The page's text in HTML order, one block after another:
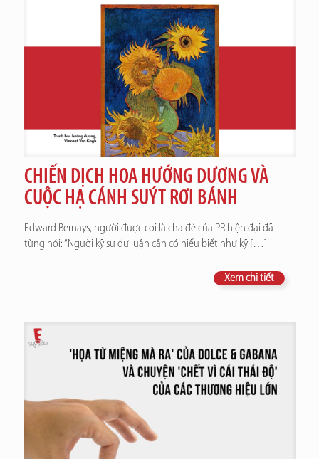
CHIẾN DỊCH HOA HƯỚNG DƯƠNG VÀ
CUỘC HẠ CÁNH SUÝT RƠI BÁNH
Edward Bernays, người được coi là cha đẻ của PR hiện đại đã
từng nói: “Người kỹ sư dư luận cần có hiểu biết như kỹ[…]
Xem chi tiết